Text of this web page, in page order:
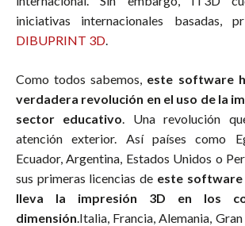
iniciativas internacionales basadas,
DIBUPRINT 3D
Como todos sabemos, este software
verdadera revolución en el uso de la
sector educativo . Una revolución
atención exterior. Así países como
Ecuador, Argentina, Estados Unidos o
sus primeras licencias de este
lleva la impresión 3D en los
dimensión .Italia, Francia, Alemania,